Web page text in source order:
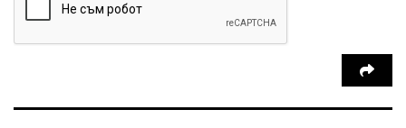
Илинденци Пирин Югозапад